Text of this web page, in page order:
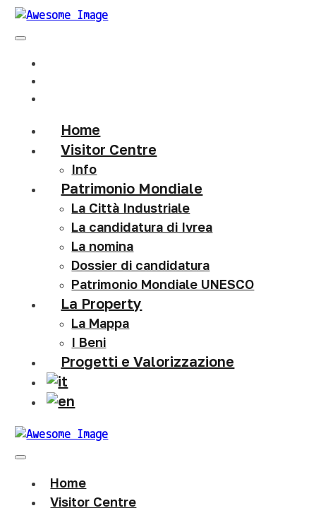
Home
Visitor Centre
Info
Patrimonio Mondiale
La Città Industriale
La candidatura di Ivrea
La nomina
Dossier di candidatura
Patrimonio Mondiale UNESCO
La Property
La Mappa
I Beni
Progetti e Valorizzazione
Home
Visitor Centre